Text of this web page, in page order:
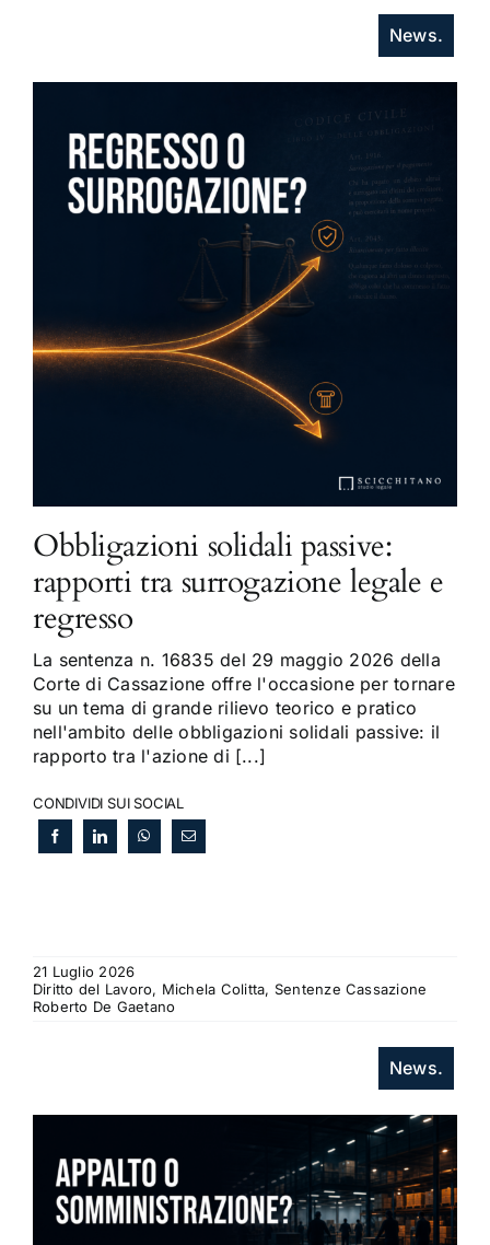
News.
Obbligazioni solidali passive:
rapporti tra surrogazione legale e
regresso
La sentenza n. 16835 del 29 maggio 2026 della
Corte di Cassazione offre l'occasione per tornare
su un tema di grande rilievo teorico e pratico
nell'ambito delle obbligazioni solidali passive: il
rapporto tra l'azione di [...]
CONDIVIDI SUI SOCIAL
21 Luglio 2026
Diritto del Lavoro, Michela Colitta, Sentenze Cassazione
Roberto De Gaetano
News.